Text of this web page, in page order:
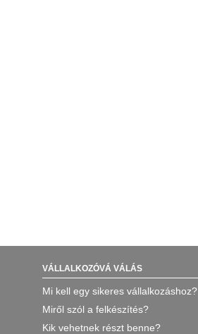
VÁLLALKOZÓVÁ VÁLÁS
Mi kell egy sikeres vállalkozáshoz?
Miről szól a felkészítés?
Kik vehetnek részt benne?